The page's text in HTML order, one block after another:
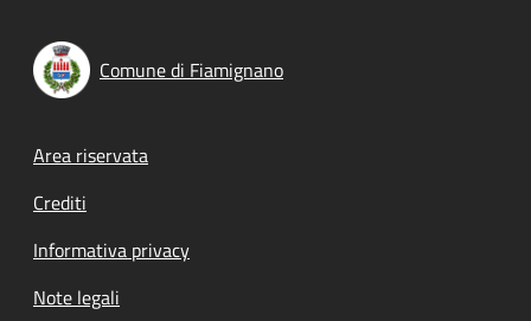
Comune di Fiamignano
Footer menu
Area riservata
Crediti
Informativa privacy
Note legali